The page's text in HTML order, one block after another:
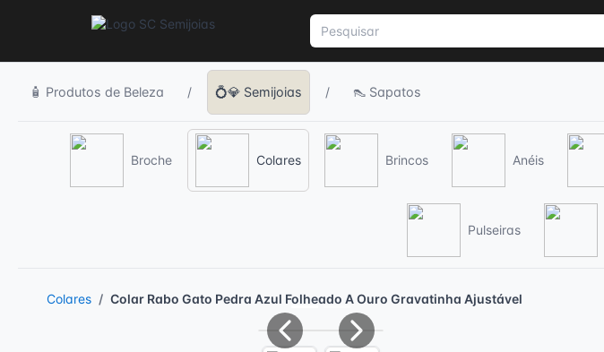
🧴 Produtos de Beleza / 💍💎 Semijoias / 👠 Sapatos
Broche Colares Brincos Anéis
Pulseiras
Colares Colar Rabo Gato Pedra Azul Folheado A Ouro Gravatinha Ajustável
Previous Next